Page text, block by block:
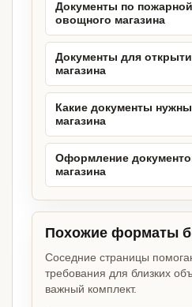
Документы по
овощного магазина
Документы для
магазина
Какие документы
магазина
Оформление
магазина
Похожие форматы
Соседние страницы
требования для близких
важный комплект.